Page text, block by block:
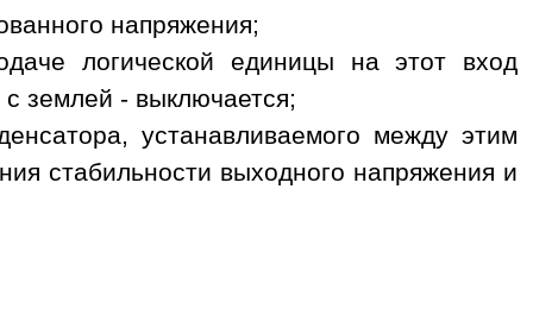
напряжения;
логической единицы на этот вход
землей - выключается;
устанавливаемого между этим
стабильности выходного напряжения и